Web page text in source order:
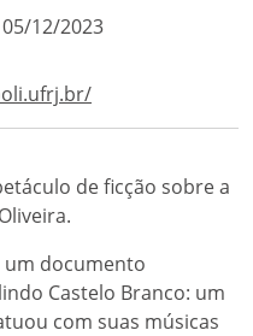
12/2023
de ficção sobre a
um documento
Castelo Branco: um
com suas músicas